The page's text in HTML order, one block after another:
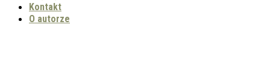
Kontakt
O autorze